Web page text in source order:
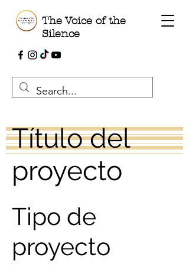
The Voice of the
Silence
Título del
proyecto
Tipo de
proyecto